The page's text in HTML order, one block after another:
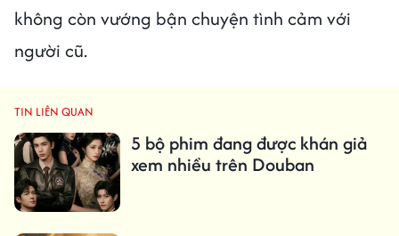
không còn vướng bận chuyện tình cảm với
người cũ.
TIN LIÊN QUAN
5 bộ phim đang được khán giả
xem nhiều trên Douban